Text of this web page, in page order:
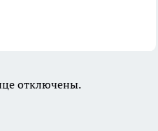
отключены.